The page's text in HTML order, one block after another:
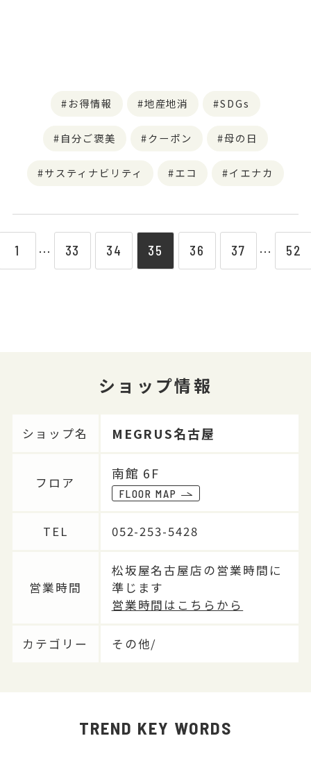
お得情報 地産地消 SDGs
自分ご褒美 クーポン 母の日
サスティナビリティ エコ イエナカ
1 ⋯ 33 34 35 36 37 ⋯ 52
ショップ情報
ショップ名 MEGRUS名古屋
フロア
南館 6F
FLOOR MAP
TEL 052-253-5428
営業時間
松坂屋名古屋店の営業時間に
準じます
営業時間はこちらから
カテゴリー その他/
TREND KEY WORDS